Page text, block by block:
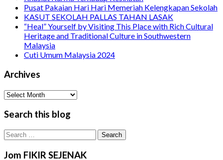
Pusat Pakaian Hari Hari Memeriah Kelengkapan Sekolah
KASUT SEKOLAH PALLAS TAHAN LASAK
“Heal” Yourself by Visiting This Place with Rich Cultural
Heritage and Traditional Culture in Southwestern
Malaysia
Cuti Umum Malaysia 2024
Archives
Archives
Search this blog
Search
for:
Jom FIKIR SEJENAK